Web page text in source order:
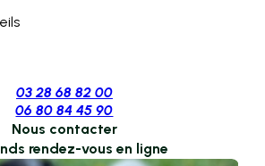
03 28 68 82 00
06 80 84 45 90
Nous contacter
rendez-vous en ligne